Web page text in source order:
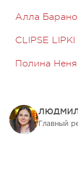
Алла
CLIPSE
Полина
Главный